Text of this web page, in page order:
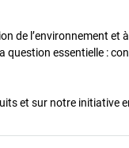
de l’environnement
essentielle :
et sur notre initiative